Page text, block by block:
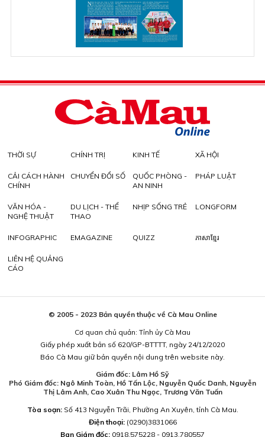
THỜI SỰ CHÍNH TRỊ KINH TẾ XÃ HỘI
CẢI CÁCH HÀNH
CHÍNH
CHUYỂN ĐỔI SỐ
QUỐC PHÒNG -
AN NINH
PHÁP LUẬT
VĂN HÓA -
NGHỆ THUẬT
DU LỊCH - THỂ
THAO
NHỊP SỐNG TRẺ LONGFORM
INFOGRAPHIC EMAGAZINE QUIZZ ភាសាខ្មែរ
LIÊN HỆ QUẢNG
CÁO
© 2005 - 2023 Bản quyền thuộc về Cà Mau Online
Cơ quan chủ quản: Tỉnh ủy Cà Mau
Giấy phép xuất bản số 620/GP-BTTTT, ngày 24/12/2020
Báo Cà Mau giữ bản quyền nội dung trên website này.
Giám đốc: Lâm Hồ Sỹ
Phó Giám đốc: Ngô Minh Toàn, Hồ Tấn Lộc, Nguyễn Quốc Danh, Nguyễn
Thị Lâm Anh, Cao Xuân Thu Ngọc, Trương Văn Tuấn
Tòa soạn:Số 413 Nguyễn Trãi, Phường An Xuyên, tỉnh Cà Mau.
Điện thoại: (0290)3831066
Ban Giám đốc: 0918.575228 - 0913.780557